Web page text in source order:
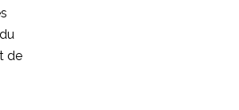
de